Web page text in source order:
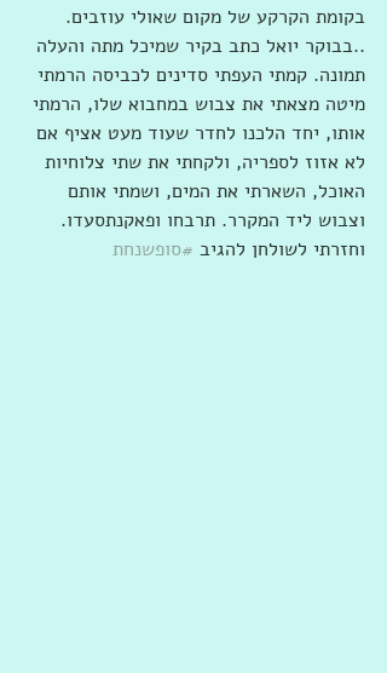
בקומת הקרקע של מקום שאולי עוזבים.
..בבוקר יואל כתב בקיר שמיכל מתה והעלה
תמונה. קמתי העפתי סדינים לכביסה הרמתי
מיטה מצאתי את צבוש במחבוא שלו, הרמתי
אותו, יחד הלכנו לחדר שעוד מעט אציף אם
לא אזוז לספריה, ולקחתי את שתי צלוחיות
האוכל, השארתי את המים, ושמתי אותם
וצבוש ליד המקרר. תרבחו ופאקנתסעדו.
וחזרתי לשולחן להגיב #סופשנחת